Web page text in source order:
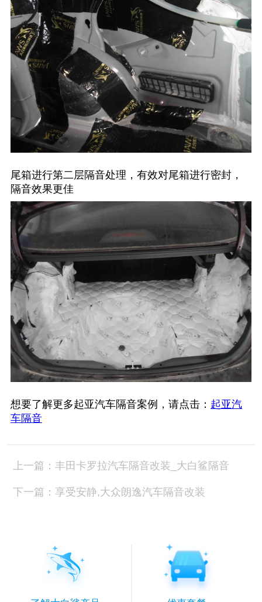
尾箱进行第二层隔音处理，有效对尾箱进行密封，
隔音效果更佳
想要了解更多起亚汽车隔音案例，请点击： 起亚汽
车隔音
上一篇：丰田卡罗拉汽车隔音改装_大白鲨隔音
下一篇：享受安静,大众朗逸汽车隔音改装